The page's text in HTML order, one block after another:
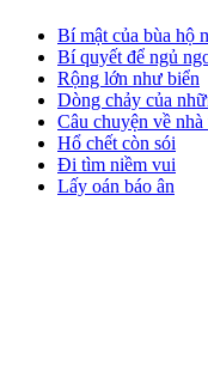
Bí mật của bùa hộ
Bí quyết để ngủ
Rộng lớn như biển
Dòng chảy của
Câu chuyện về
Hổ chết còn sói
Đi tìm niềm vui
Lấy oán báo ân